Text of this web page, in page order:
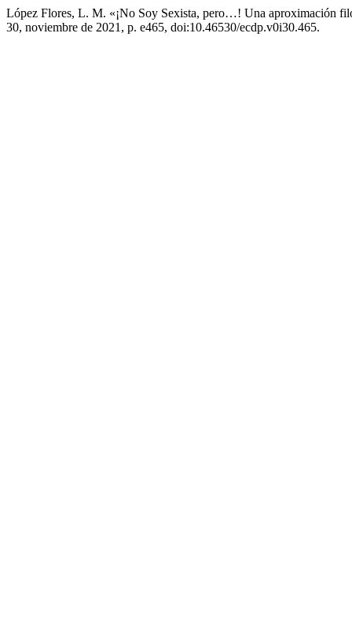
López Flores, L. M. «¡No Soy Sexista, pero…! Una aproximación
30, noviembre de 2021, p. e465, doi:10.46530/ecdp.v0i30.465.